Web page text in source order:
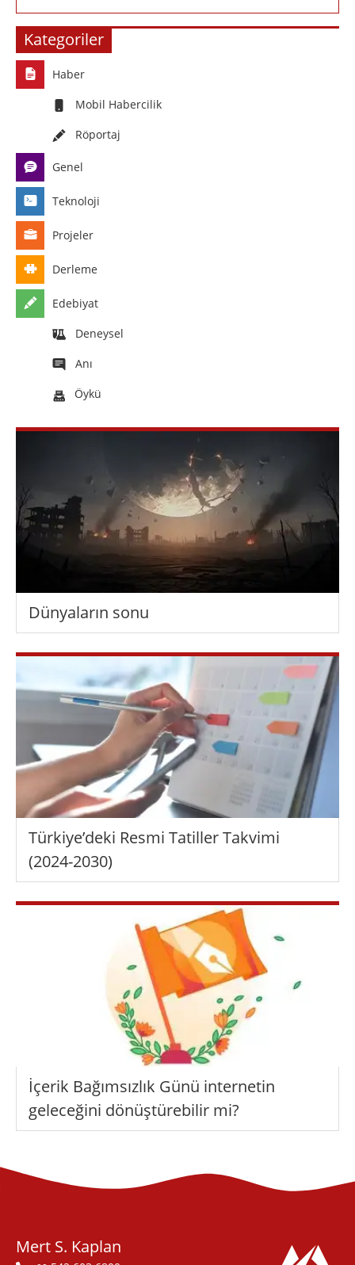
Kategoriler
Haber
Mobil Habercilik
Röportaj
Genel
Teknoloji
Projeler
Derleme
Edebiyat
Deneysel
Anı
Öykü
Dünyaların sonu
Türkiye’deki Resmi Tatiller Takvimi
(2024-2030)
İçerik Bağımsızlık Günü internetin
geleceğini dönüştürebilir mi?
Mert S. Kaplan